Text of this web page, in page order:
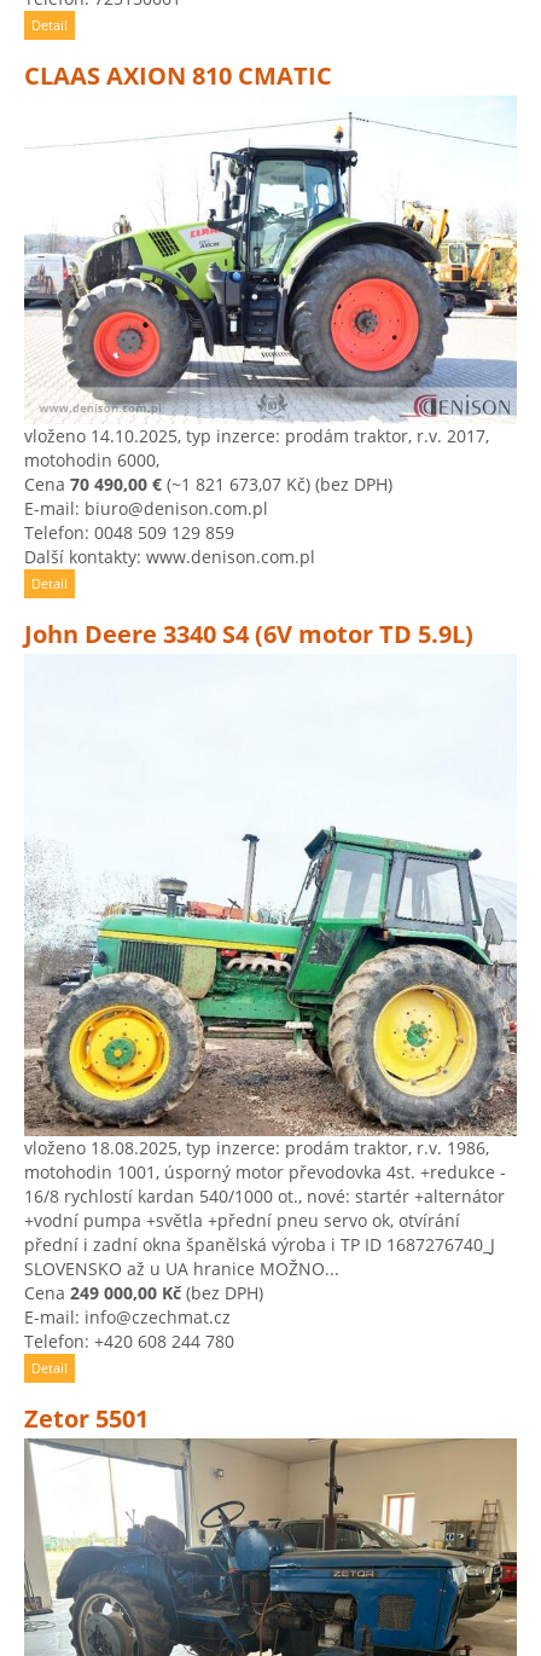
Detail
CLAAS AXION 810 CMATIC
vloženo 14.10.2025, typ inzerce: prodám traktor, r.v. 2017,
motohodin 6000,
Cena 70 490,00 € (~1 821 673,07 Kč) (bez DPH)
E-mail: biuro@denison.com.pl
Telefon: 0048 509 129 859
Další kontakty: www.denison.com.pl
Detail
John Deere 3340 S4 (6V motor TD 5.9L)
vloženo 18.08.2025, typ inzerce: prodám traktor, r.v. 1986,
motohodin 1001, úsporný motor převodovka 4st. +redukce -
16/8 rychlostí kardan 540/1000 ot., nové: startér +alternátor
+vodní pumpa +světla +přední pneu servo ok, otvírání
přední i zadní okna španělská výroba i TP ID 1687276740_J
SLOVENSKO až u UA hranice MOŽNO...
Cena 249 000,00 Kč (bez DPH)
E-mail: info@czechmat.cz
Telefon: +420 608 244 780
Detail
Zetor 5501